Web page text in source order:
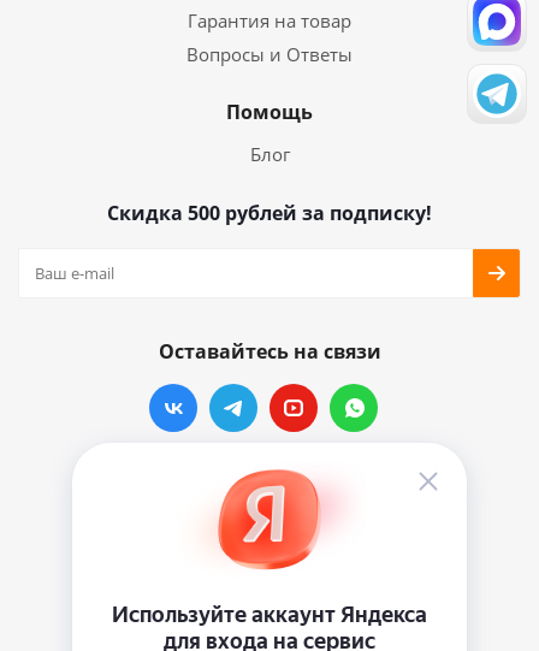
Гарантия на товар
Вопросы и Ответы
Помощь
Блог
Скидка 500 рублей за подписку!
Оставайтесь на связи
Наши контакты
info@vinylmarkt.ru